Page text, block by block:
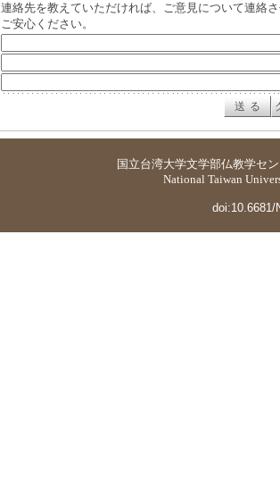
連絡先を教えていただければ、ご意見について連絡
ご安心ください。
国立台湾大学文学部仏教学セ
National Taiwan
doi:10.6681/